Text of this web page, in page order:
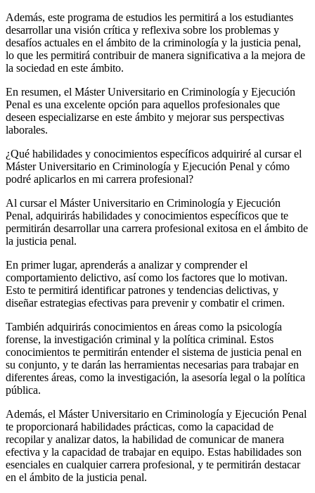
Además, este programa de estudios les permitirá a los estudiantes
desarrollar una visión crítica y reflexiva sobre los problemas y
desafíos actuales en el ámbito de la criminología y la justicia penal,
lo que les permitirá contribuir de manera significativa a la mejora de
la sociedad en este ámbito.
En resumen, el Máster Universitario en Criminología y Ejecución
Penal es una excelente opción para aquellos profesionales que
deseen especializarse en este ámbito y mejorar sus perspectivas
laborales.
¿Qué habilidades y conocimientos específicos adquiriré al cursar el
Máster Universitario en Criminología y Ejecución Penal y cómo
podré aplicarlos en mi carrera profesional?
Al cursar el Máster Universitario en Criminología y Ejecución
Penal, adquirirás habilidades y conocimientos específicos que te
permitirán desarrollar una carrera profesional exitosa en el ámbito de
la justicia penal.
En primer lugar, aprenderás a analizar y comprender el
comportamiento delictivo, así como los factores que lo motivan.
Esto te permitirá identificar patrones y tendencias delictivas, y
diseñar estrategias efectivas para prevenir y combatir el crimen.
También adquirirás conocimientos en áreas como la psicología
forense, la investigación criminal y la política criminal. Estos
conocimientos te permitirán entender el sistema de justicia penal en
su conjunto, y te darán las herramientas necesarias para trabajar en
diferentes áreas, como la investigación, la asesoría legal o la política
pública.
Además, el Máster Universitario en Criminología y Ejecución Penal
te proporcionará habilidades prácticas, como la capacidad de
recopilar y analizar datos, la habilidad de comunicar de manera
efectiva y la capacidad de trabajar en equipo. Estas habilidades son
esenciales en cualquier carrera profesional, y te permitirán destacar
en el ámbito de la justicia penal.